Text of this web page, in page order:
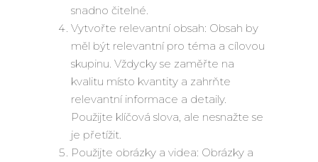
snadno čitelné.
Vytvořte relevantní obsah: Obsah by
měl být relevantní pro téma a cílovou
skupinu. Vždycky se zaměřte na
kvalitu místo kvantity a zahrňte
relevantní informace a detaily.
Použijte klíčová slova, ale nesnažte se
je přetížit.
Použijte obrázky a videa: Obrázky a